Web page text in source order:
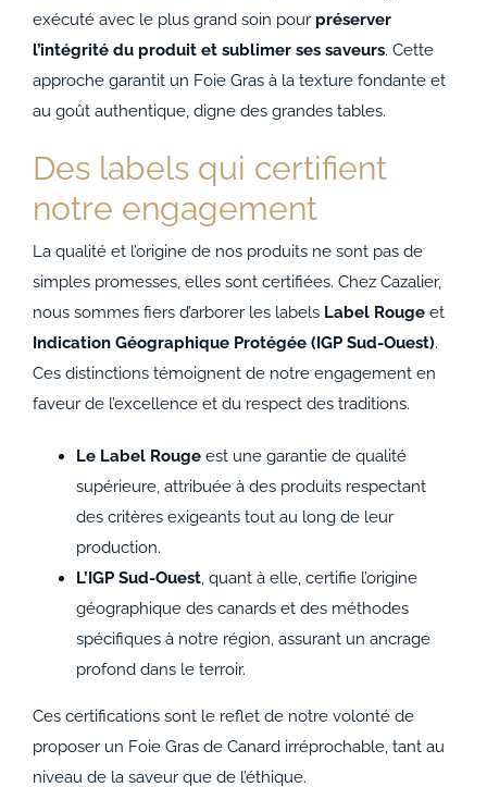
exécuté avec le plus grand soin pour préserver
l’intégrité du produit et sublimer ses saveurs. Cette
approche garantit un Foie Gras à la texture fondante et
au goût authentique, digne des grandes tables.
Des labels qui certifient
notre engagement
La qualité et l’origine de nos produits ne sont pas de
simples promesses, elles sont certifiées. Chez Cazalier,
nous sommes fiers d’arborer les labels Label Rouge et
Indication Géographique Protégée (IGP Sud-Ouest).
Ces distinctions témoignent de notre engagement en
faveur de l’excellence et du respect des traditions.
Le Label Rouge est une garantie de qualité
supérieure, attribuée à des produits respectant
des critères exigeants tout au long de leur
production.
L’IGP Sud-Ouest, quant à elle, certifie l’origine
géographique des canards et des méthodes
spécifiques à notre région, assurant un ancrage
profond dans le terroir.
Ces certifications sont le reflet de notre volonté de
proposer un Foie Gras de Canard irréprochable, tant au
niveau de la saveur que de l’éthique.